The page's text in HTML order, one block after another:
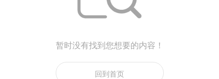
暂时没有找到您想要的内容！
回到首页